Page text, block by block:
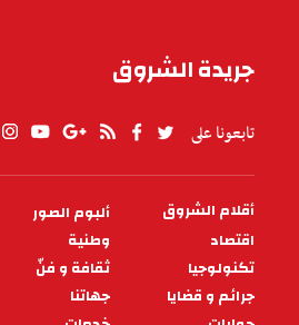
جريدة الشروق
تابعونا على
PIED
DE
PAGE
أقلام الشروق
ألبوم الصور
اقتصاد
وطنية
تكنولوجيا
ثقافة و فنّ
جرائم و قضايا
جهاتنا